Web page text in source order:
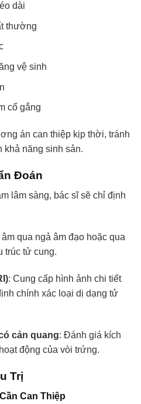
dài
thường
vệ sinh
cố gắng
án can thiệp kịp thời, tránh
năng sinh sản.
Đoán
lâm sàng, bác sĩ sẽ chỉ định
qua ngả âm đạo hoặc qua
trúc tử cung.
: Cung cấp hình ảnh chi tiết
chính xác loại dị dạng tử
cản quang: Đánh giá kích
động của vòi trứng.
Trị
Can Thiệp